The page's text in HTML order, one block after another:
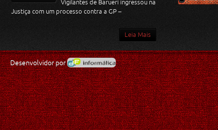
Vigilantes de Barueri ingressou na
Justiça com um processo contra a GP –
Leia Mais
Desenvolvidor por